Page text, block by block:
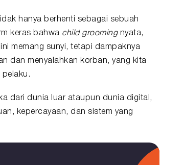
hanya berhenti sebagai sebuah
keras bahwa child groomingnyata,
memang sunyi, tetapi dampaknya
dan menyalahkan korban, yang kita
pelaku.
dari dunia luar ataupun dunia digital,
kepercayaan, dan sistem yang